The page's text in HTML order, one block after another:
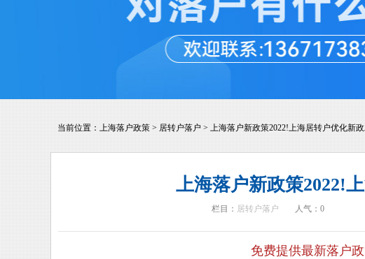
当前位置： 上海落户政策 > 居转户落户 > 上海落户新政策2022!上海居转户优化新
上海落户新政策2022!
栏目： 居转户落户 人气： 0
免费提供最新落户